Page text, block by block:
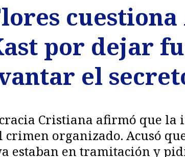
cuestiona
por dejar
el
Cristiana afirmó que la
organizado. Acusó
estaban en tramitación y